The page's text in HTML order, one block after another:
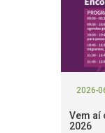
2026-
Vem aí
2026